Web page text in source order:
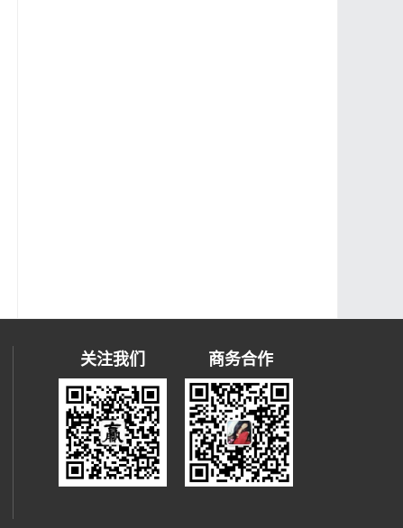
关注我们 商务合作